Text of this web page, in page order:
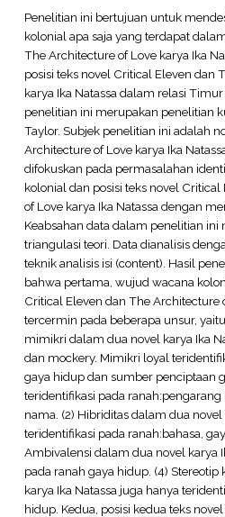
Penelitian ini bertujuan untuk
kolonial apa saja yang terdapat
The Architecture of Love karya Ika
posisi teks novel Critical Eleven dan
karya Ika Natassa dalam relasi
penelitian ini merupakan penelitian
Taylor. Subjek penelitian ini adalah
Architecture of Love karya Ika
difokuskan pada permasalahan
kolonial dan posisi teks novel
of Love karya Ika Natassa dengan
Keabsahan data dalam penelitian
triangulasi teori. Data dianalisis
teknik analisis isi (content). Hasil
bahwa pertama, wujud wacana
Critical Eleven dan The Architecture
tercermin pada beberapa unsur,
mimikri dalam dua novel karya Ika
dan mockery. Mimikri loyal
gaya hidup dan sumber penciptaan
teridentifikasi pada
nama. (2) Hibriditas dalam dua novel
teridentifikasi pada ranah:bahasa,
Ambivalensi dalam dua novel karya
pada ranah gaya hidup. (4)
karya Ika Natassa juga hanya
hidup. Kedua, posisi kedua teks